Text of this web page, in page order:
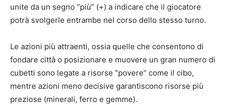
unite da un segno “più” (+) a indicare che il giocatore
potrà svolgerle entrambe nel corso dello stesso turno.
Le azioni più attraenti, ossia quelle che consentono di
fondare città o posizionare e muovere un gran numero di
cubetti sono legate a risorse “povere” come il cibo,
mentre azioni meno decisive garantiscono risorse più
preziose (minerali, ferro e gemme).